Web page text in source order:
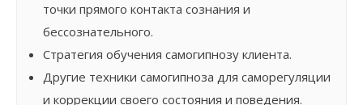
точки прямого контакта сознания и
бессознательного.
Стратегия обучения самогипнозу клиента.
Другие техники самогипноза для саморегуляции
и коррекции своего состояния и поведения.